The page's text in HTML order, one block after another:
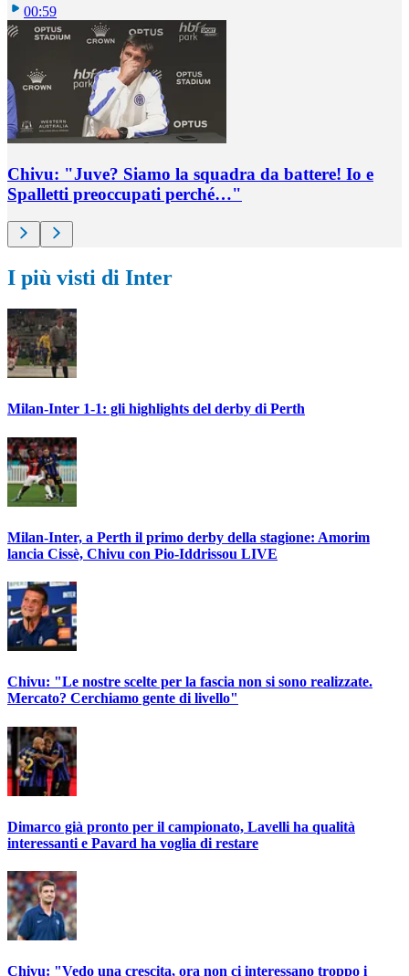
00:59
Chivu: "Juve? Siamo la squadra da battere! Io e
Spalletti preoccupati perché…"
I più visti di Inter
Milan-Inter 1-1: gli highlights del derby di Perth
Milan-Inter, a Perth il primo derby della stagione: Amorim
lancia Cissè, Chivu con Pio-Iddrissou LIVE
Chivu: "Le nostre scelte per la fascia non si sono realizzate.
Mercato? Cerchiamo gente di livello"
Dimarco già pronto per il campionato, Lavelli ha qualità
interessanti e Pavard ha voglia di restare
Chivu: "Vedo una crescita, ora non ci interessano troppo i